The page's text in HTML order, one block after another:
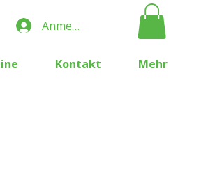
Anmelden
Kontakt Mehr